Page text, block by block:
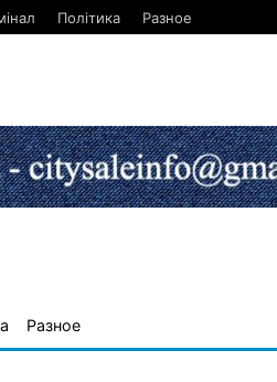
Політика Разное
Разное